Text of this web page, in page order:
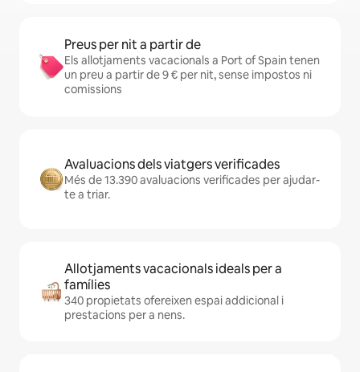
Preus per nit a partir de
Els allotjaments vacacionals a Port of Spain tenen
un preu a partir de 9 € per nit, sense impostos ni
comissions
Avaluacions dels viatgers verificades
Més de 13.390 avaluacions verificades per ajudar-
te a triar.
Allotjaments vacacionals ideals per a
famílies
340 propietats ofereixen espai addicional i
prestacions per a nens.